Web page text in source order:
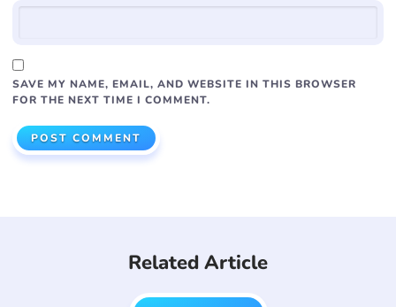
SAVE MY NAME, EMAIL, AND WEBSITE IN THIS BROWSER
FOR THE NEXT TIME I COMMENT.
Related Article